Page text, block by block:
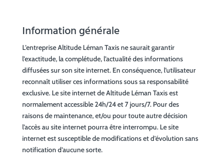
Information générale
L’entreprise Altitude Léman Taxis ne saurait garantir
l’exactitude, la complétude, l’actualité des informations
diffusées sur son site internet. En conséquence, l’utilisateur
reconnaît utiliser ces informations sous sa responsabilité
exclusive. Le site internet de Altitude Léman Taxis est
normalement accessible 24h/24 et 7 jours/7. Pour des
raisons de maintenance, et/ou pour toute autre décision
l’accès au site internet pourra être interrompu. Le site
internet est susceptible de modifications et d’évolution sans
notification d’aucune sorte.